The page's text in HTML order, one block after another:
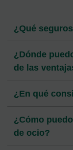
¿Qué
¿Dónde
de las
¿En qué
¿Cómo
de ocio?